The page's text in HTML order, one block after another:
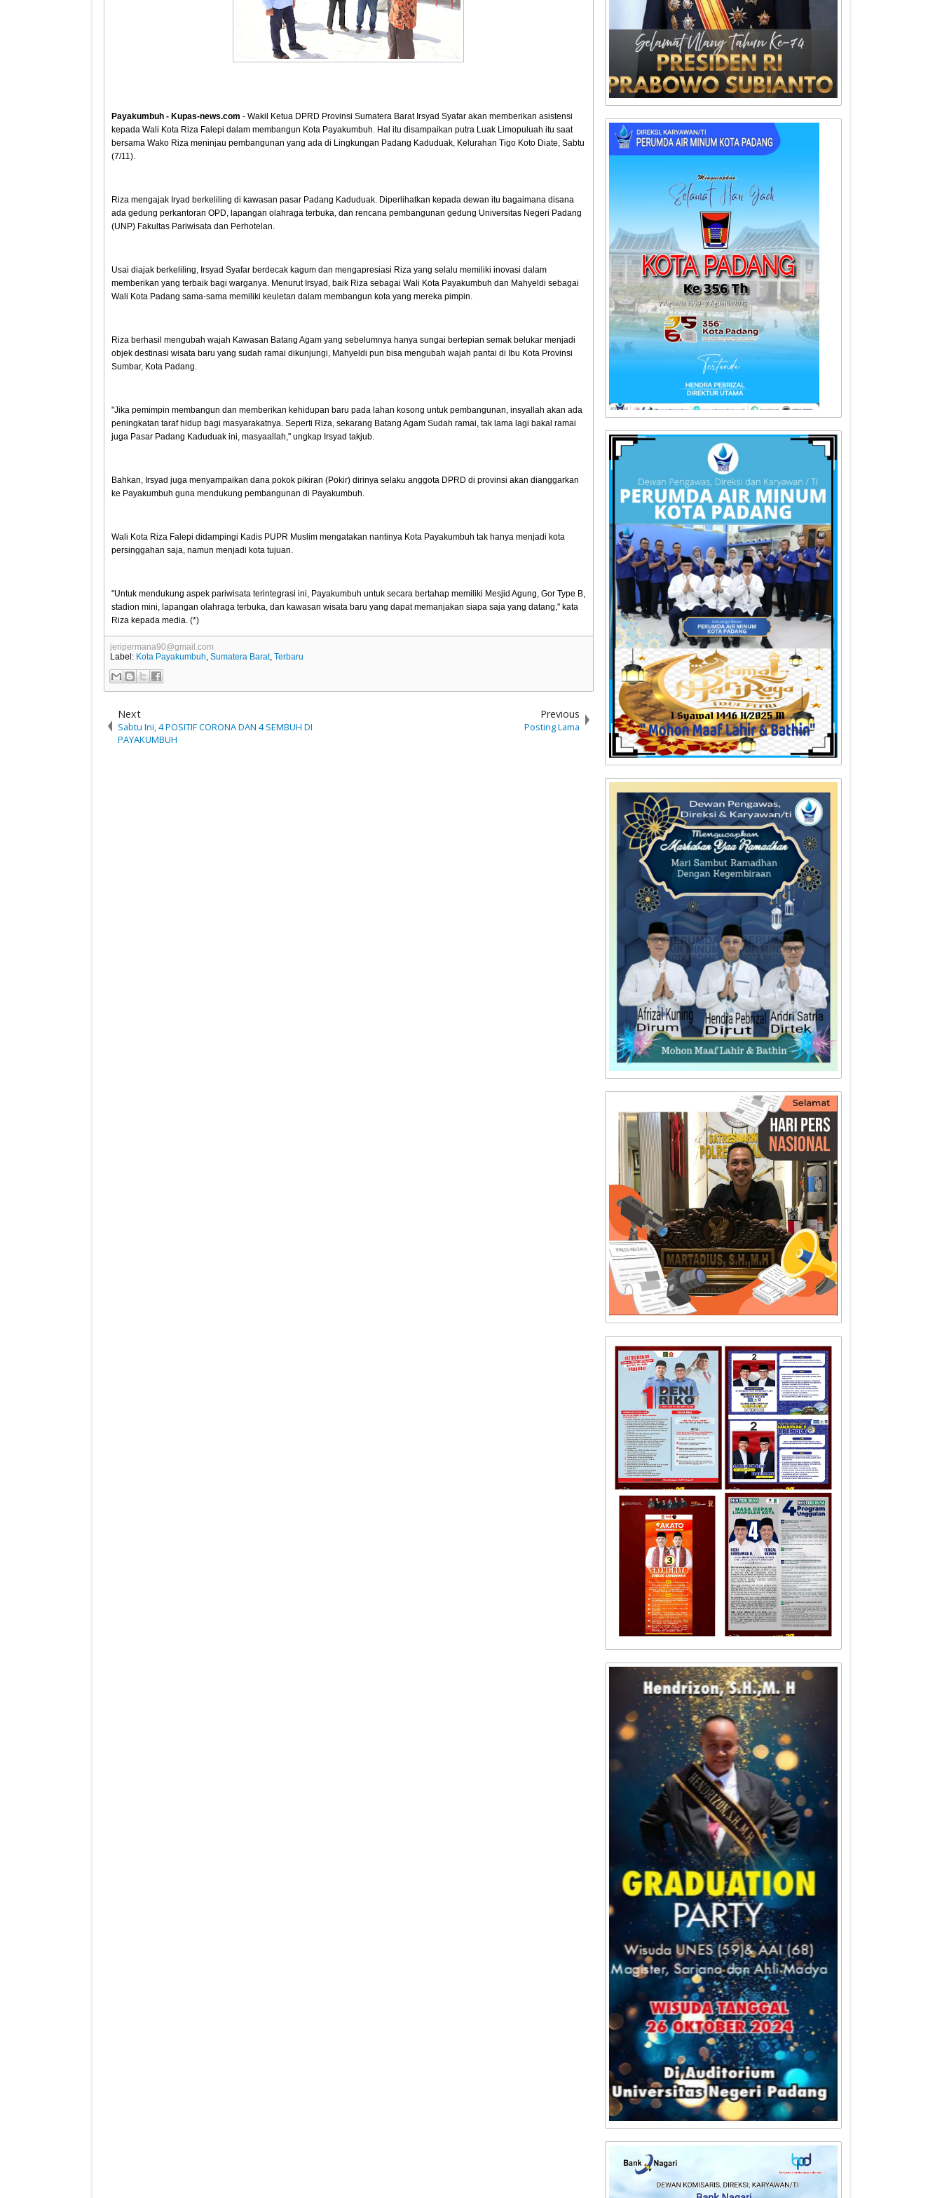
Payakumbuh - Kupas-news.com - Wakil Ketua DPRD Provinsi Sumatera Barat Irsyad Syafar akan memberikan asistensi
kepada Wali Kota Riza Falepi dalam membangun Kota Payakumbuh. Hal itu disampaikan putra Luak Limopuluah itu saat
bersama Wako Riza meninjau pembangunan yang ada di Lingkungan Padang Kaduduak, Kelurahan Tigo Koto Diate, Sabtu
(7/11).
Riza mengajak Iryad berkeliling di kawasan pasar Padang Kaduduak. Diperlihatkan kepada dewan itu bagaimana disana
ada gedung perkantoran OPD, lapangan olahraga terbuka, dan rencana pembangunan gedung Universitas Negeri Padang
(UNP) Fakultas Pariwisata dan Perhotelan.
Usai diajak berkeliling, Irsyad Syafar berdecak kagum dan mengapresiasi Riza yang selalu memiliki inovasi dalam
memberikan yang terbaik bagi warganya. Menurut Irsyad, baik Riza sebagai Wali Kota Payakumbuh dan Mahyeldi sebagai
Wali Kota Padang sama-sama memiliki keuletan dalam membangun kota yang mereka pimpin.
Riza berhasil mengubah wajah Kawasan Batang Agam yang sebelumnya hanya sungai bertepian semak belukar menjadi
objek destinasi wisata baru yang sudah ramai dikunjungi, Mahyeldi pun bisa mengubah wajah pantai di Ibu Kota Provinsi
Sumbar, Kota Padang.
"Jika pemimpin membangun dan memberikan kehidupan baru pada lahan kosong untuk pembangunan, insyallah akan ada
peningkatan taraf hidup bagi masyarakatnya. Seperti Riza, sekarang Batang Agam Sudah ramai, tak lama lagi bakal ramai
juga Pasar Padang Kaduduak ini, masyaallah," ungkap Irsyad takjub.
Bahkan, Irsyad juga menyampaikan dana pokok pikiran (Pokir) dirinya selaku anggota DPRD di provinsi akan dianggarkan
ke Payakumbuh guna mendukung pembangunan di Payakumbuh.
Wali Kota Riza Falepi didampingi Kadis PUPR Muslim mengatakan nantinya Kota Payakumbuh tak hanya menjadi kota
persinggahan saja, namun menjadi kota tujuan.
"Untuk mendukung aspek pariwisata terintegrasi ini, Payakumbuh untuk secara bertahap memiliki Mesjid Agung, Gor Type B,
stadion mini, lapangan olahraga terbuka, dan kawasan wisata baru yang dapat memanjakan siapa saja yang datang," kata
Riza kepada media. (*)
jeripermana90@gmail.com
Label: Kota Payakumbuh,Sumatera Barat,Terbaru
Next
Sabtu Ini, 4 POSITIF CORONA DAN 4 SEMBUH DI
PAYAKUMBUH
Previous
Posting Lama